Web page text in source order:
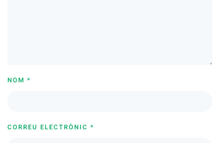
NOM *
CORREU ELECTRÒNIC *